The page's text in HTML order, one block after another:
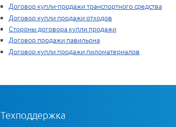
Договор купли-продажи транспортного средства
Договор купли продажи отходов
Стороны договора купли продажи
Договор продажи павильона
Договор купли продажи пиломатериалов
Техподдержка